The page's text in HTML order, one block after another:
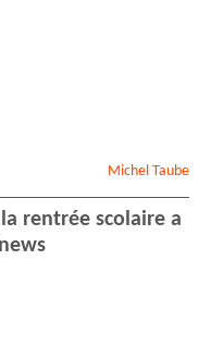
Michel Taube
rentrée scolaire a